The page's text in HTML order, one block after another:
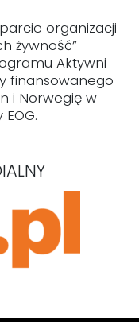
organizacji
żywność”
Aktywni
finansowanego
i Norwegię w